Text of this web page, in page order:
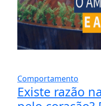
Comportamento
Existe razão